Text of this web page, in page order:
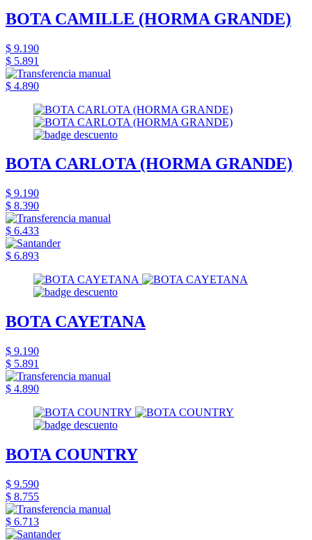
BOTA CAMILLE (HORMA GRANDE)
$ 9.190
$ 5.891
$ 4.890
BOTA CARLOTA (HORMA GRANDE)
$ 9.190
$ 8.390
$ 6.433
$ 6.893
BOTA CAYETANA
$ 9.190
$ 5.891
$ 4.890
BOTA COUNTRY
$ 9.590
$ 8.755
$ 6.713